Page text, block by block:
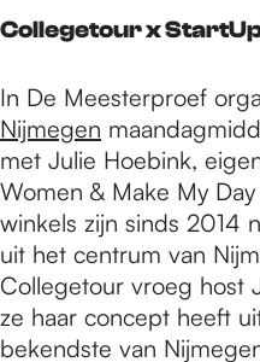
a
g
e
Collegetour x
In De Meesterproef
Nijmegen
met Julie Hoebink,
Women & Make My
winkels zijn sinds 2014
uit het centrum van
Collegetour vroeg host
ze haar concept heeft
bekendste van